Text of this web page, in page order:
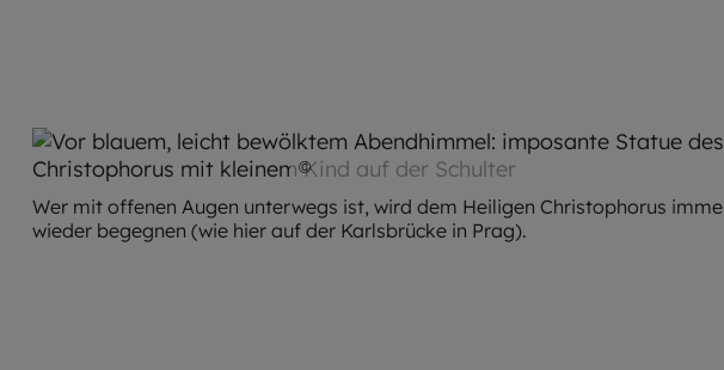
© stock.adobe.com / mariangarai
Wer mit offenen Augen unterwegs ist, wird dem Heiligen Christophorus
wieder begegnen (wie hier auf der Karlsbrücke in Prag).